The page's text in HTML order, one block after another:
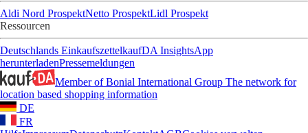
Aldi Nord ProspektNetto ProspektLidl Prospekt
Ressourcen
Deutschlands EinkaufszettelkaufDA InsightsApp
herunterladenPressemeldungen
Member of Bonial International Group The network for
location based shopping information
DE
FR